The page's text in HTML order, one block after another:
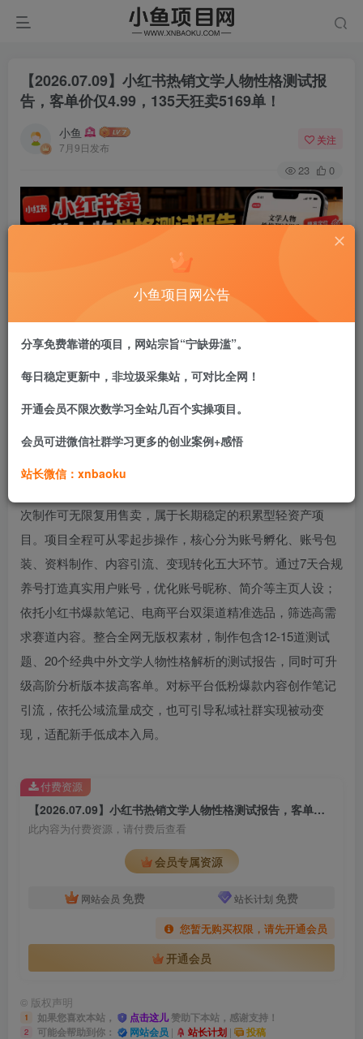
【2026.07.09】小红书热销文学人物性格测试报
告，客单价仅4.99，135天狂卖5169单！
小鱼
7月9日发布
关注
23 0
项目介绍：
本项目是小红书低门槛虚拟资料轻创业赛道，依托大众自我
认知、社交分享两大核心需求，售卖文学人物性格测试PDF
资料，实操案例135天成交5169单，客单价4.99元，可叠加
次制作可无限复用售卖，属于长期稳定的积累型轻资产项
目。项目全程可从零起步操作，核心分为账号孵化、账号包
装、资料制作、内容引流、变现转化五大环节。通过7天合规
养号打造真实用户账号，优化账号昵称、简介等主页人设；
依托小红书爆款笔记、电商平台双渠道精准选品，筛选高需
求赛道内容。整合全网无版权素材，制作包含12-15道测试
题、20个经典中外文学人物性格解析的测试报告，同时可升
级高阶分析版本拔高客单。对标平台低粉爆款内容创作笔记
引流，依托公域流量成交，也可引导私域社群实现被动变
现，适配新手低成本入局。
【2026.07.09】小红书热销文学人物性格测试报告，客单价仅4.99，135天狂卖5169单！
此内容为付费资源，请付费后查看
会员专属资源
网站会员 免费 站长计划 免费
您暂无购买权限，请先开通会员
开通会员
付费资源
© 版权声明
1 如果您喜欢本站， 点击这儿赞助下本站，感谢支持！
2 可能会帮助到你： 网站会员 | 站长计划 | 投稿
小鱼项目网公告
分享免费靠谱的项目，网站宗旨“宁缺毋滥”。
每日稳定更新中，非垃圾采集站，可对比全网！
开通会员不限次数学习全站几百个实操项目。
会员可进微信社群学习更多的创业案例+感悟
站长微信：xnbaoku